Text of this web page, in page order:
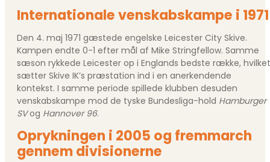
Internationale venskabskampe i 1971
Den 4. maj 1971 gæstede engelske Leicester City Skive.
Kampen endte 0-1 efter mål af Mike Stringfellow. Samme
sæson rykkede Leicester op i Englands bedste række, hvilket
sætter Skive IK’s præstation ind i en anerkendende
kontekst. I samme periode spillede klubben desuden
venskabskampe mod de tyske Bundesliga-hold Hamburger
SVog Hannover 96.
Oprykningen i 2005 og fremmarch
gennem divisionerne